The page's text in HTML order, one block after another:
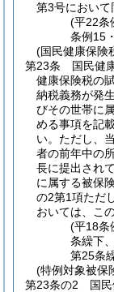
第3号において
(平22条
条例15
(国民健康保険
第23条
国民健
健康保険税の
納税義務が発
びその世帯に
める事項を記
い。 ただし、
者の前年中の
長に提出され
に属する被保
の2第1項ただ
おいては、こ
(平18条
条繰下
第25条
(特例対象被保
第23条の2
国